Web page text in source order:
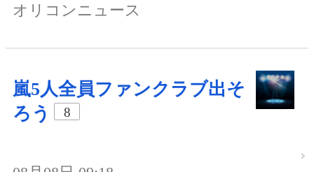
オリコンニュース
嵐5人全員ファンクラブ出そ
ろう
8